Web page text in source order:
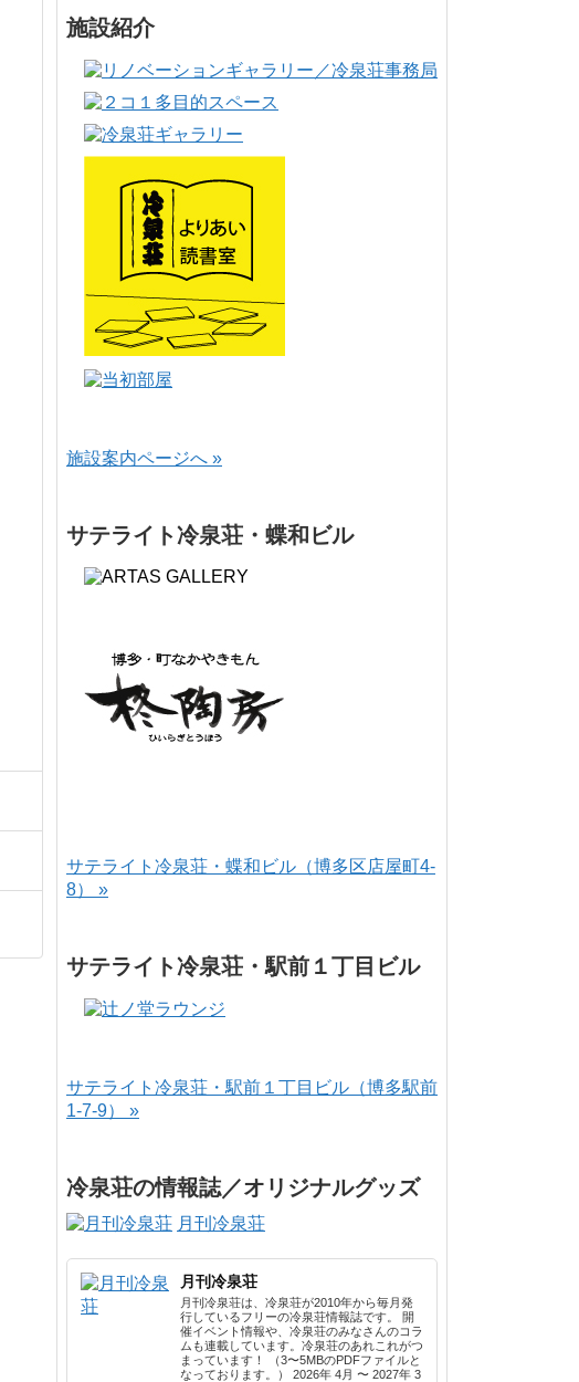
施設紹介
施設案内ページへ »
サテライト冷泉荘・蝶和ビル
サテライト冷泉荘・蝶和ビル（博多区店屋町4-
8） »
サテライト冷泉荘・駅前１丁目ビル
サテライト冷泉荘・駅前１丁目ビル（博多駅前
1-7-9） »
冷泉荘の情報誌／オリジナルグッズ
月刊冷泉荘
月刊冷泉荘
月刊冷泉荘は、冷泉荘が2010年から毎月発
行しているフリーの冷泉荘情報誌です。 開
催イベント情報や、冷泉荘のみなさんのコラ
ムも連載しています。冷泉荘のあれこれがつ
まっています！ （3〜5MBのPDFファイルと
なっております。） 2026年 4月 〜 2027年 3